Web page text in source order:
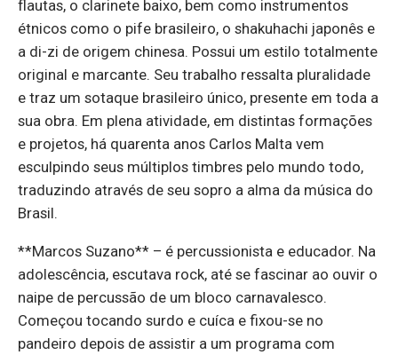
flautas, o clarinete baixo, bem como instrumentos
étnicos como o pife brasileiro, o shakuhachi japonês e
a di-zi de origem chinesa. Possui um estilo totalmente
original e marcante. Seu trabalho ressalta pluralidade
e traz um sotaque brasileiro único, presente em toda a
sua obra. Em plena atividade, em distintas formações
e projetos, há quarenta anos Carlos Malta vem
esculpindo seus múltiplos timbres pelo mundo todo,
traduzindo através de seu sopro a alma da música do
Brasil.
**Marcos Suzano** – é percussionista e educador. Na
adolescência, escutava rock, até se fascinar ao ouvir o
naipe de percussão de um bloco carnavalesco.
Começou tocando surdo e cuíca e fixou-se no
pandeiro depois de assistir a um programa com